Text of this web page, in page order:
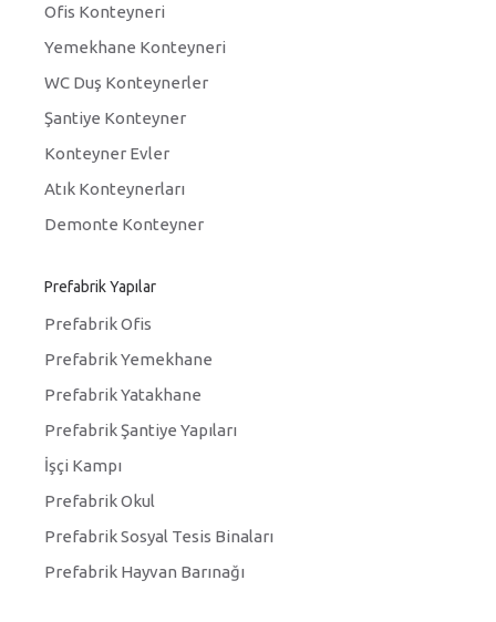
Ofis Konteyneri
Yemekhane Konteyneri
WC Duş Konteynerler
Şantiye Konteyner
Konteyner Evler
Atık Konteynerları
Demonte Konteyner
Prefabrik Yapılar
Prefabrik Ofis
Prefabrik Yemekhane
Prefabrik Yatakhane
Prefabrik Şantiye Yapıları
İşçi Kampı
Prefabrik Okul
Prefabrik Sosyal Tesis Binaları
Prefabrik Hayvan Barınağı